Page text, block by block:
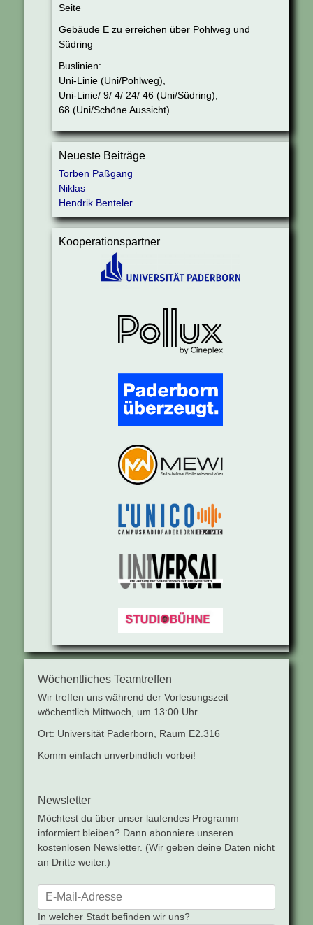
Seite
Gebäude E zu erreichen über Pohlweg und
Südring
Buslinien:
Uni-Linie (Uni/Pohlweg),
Uni-Linie/ 9/ 4/ 24/ 46 (Uni/Südring),
68 (Uni/Schöne Aussicht)
Neueste Beiträge
Torben Paßgang
Niklas
Hendrik Benteler
Kooperationspartner
Wöchentliches Teamtreffen
Wir treffen uns während der Vorlesungszeit
wöchentlich Mittwoch, um 13:00 Uhr.
Ort: Universität Paderborn, Raum E2.316
Komm einfach unverbindlich vorbei!
Newsletter
Möchtest du über unser laufendes Programm
informiert bleiben? Dann abonniere unseren
kostenlosen Newsletter. (Wir geben deine Daten nicht
an Dritte weiter.)
In welcher Stadt befinden wir uns?